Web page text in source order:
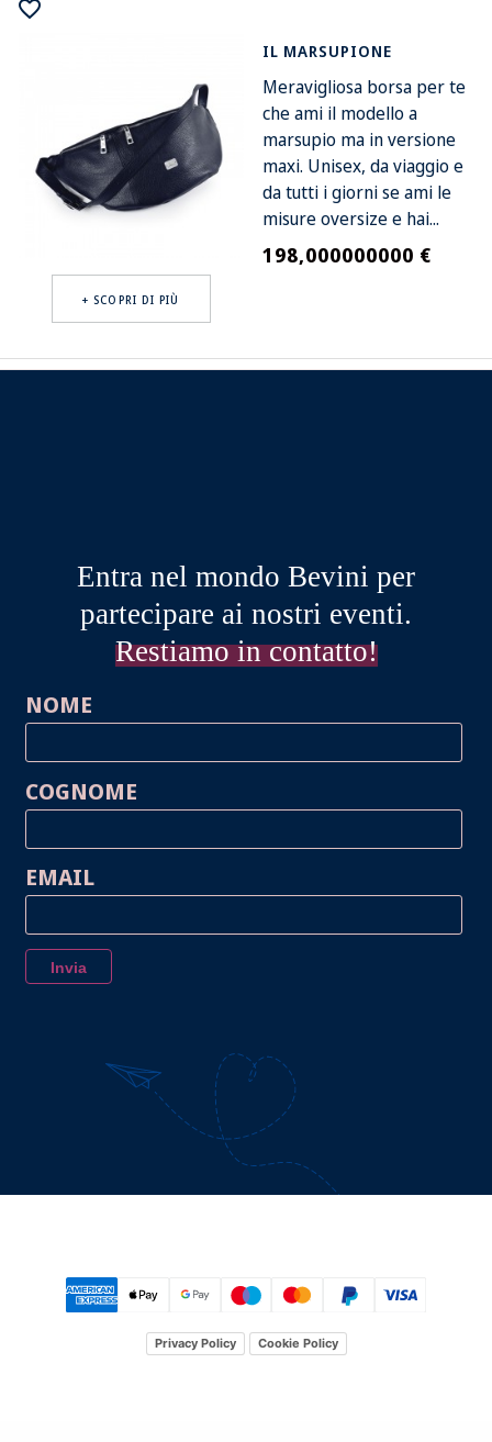
favorite_border
+ SCOPRI DI PIÙ
IL MARSUPIONE
Meravigliosa borsa per te
che ami il modello a
marsupio ma in versione
maxi. Unisex, da viaggio e
da tutti i giorni se ami le
misure oversize e hai...
Prezzo
198,000000000 €
Entra nel mondo Bevini per
partecipare ai nostri eventi.
Restiamo in contatto!
NOME
COGNOME
EMAIL
Privacy Policy Cookie Policy